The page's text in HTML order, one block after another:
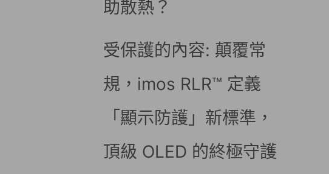
助散熱？
受保護的內容: 顛覆常
規，imos RLR™ 定義
「顯示防護」新標準，
頂級 OLED 的終極守護